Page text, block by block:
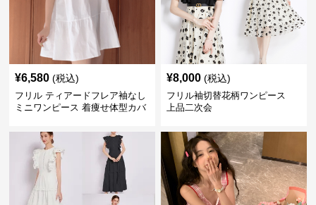
¥6,580 (税込)
フリル ティアードフレア袖なし
ミニワンピース 着痩せ体型カバ
¥8,000 (税込)
フリル袖切替花柄ワンピース
上品二次会